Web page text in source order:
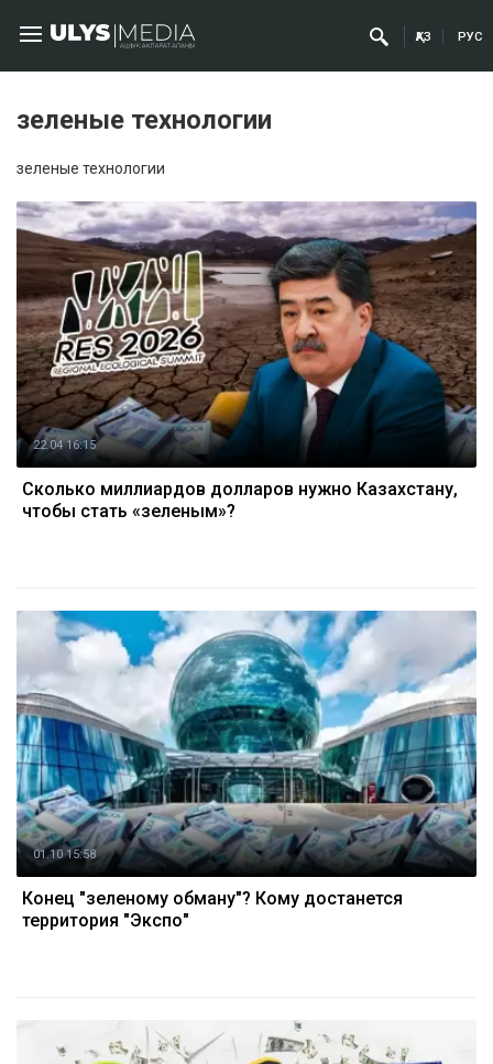
ҚАЗ РУС
зеленые технологии
зеленые технологии
22.04 16:15
Сколько миллиардов долларов нужно Казахстану,
чтобы стать «зеленым»?
01.10 15:58
Конец "зеленому обману"? Кому достанется
территория "Экспо"